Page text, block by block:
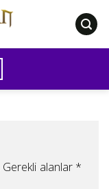
Gerekli alanlar *